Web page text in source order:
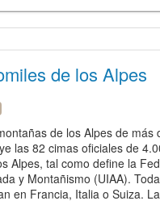
de los Alpes
de los Alpes de más
las 82 cimas oficiales de
Alpes, tal como define la
y Montañismo (UIAA).
en Francia, Italia o Suiza.